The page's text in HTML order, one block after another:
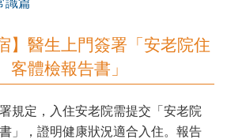
】醫生上門簽署「安老院住
客體檢報告書」
規定，入住安老院需提交「安老院
」，證明健康狀況適合入住。報告